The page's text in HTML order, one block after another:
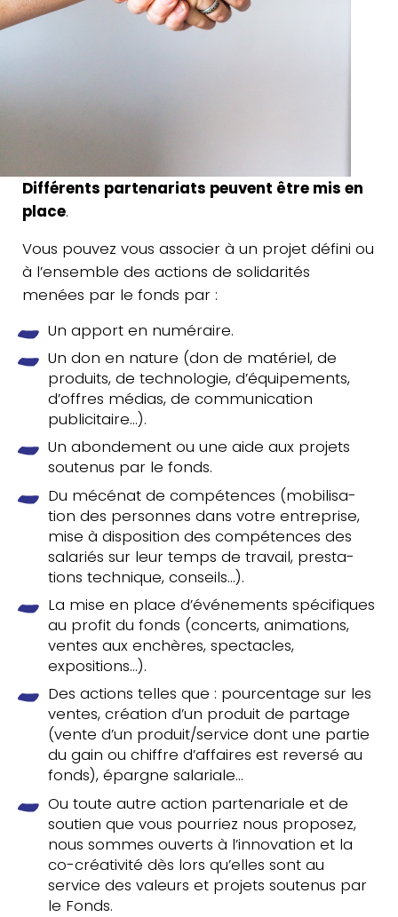
Dif­fé­rents par­te­na­riats peuvent être mis en
place.
Vous pouvez vous asso­cier à un projet défini ou
à l’ensemble des actions de soli­da­ri­tés
menées par le fonds par :
Un apport en numéraire.
Un don en nature (don de maté­riel, de
pro­duits, de tech­no­lo­gie, d’équipements,
d’offres médias, de com­mu­ni­ca­tion
publicitaire…).
Un abon­de­ment ou une aide aux projets
sou­te­nus par le fonds.
Du mécénat de com­pé­tences (mobi­li­sa­
tion des per­sonnes dans votre entre­prise,
mise à dis­po­si­tion des com­pé­tences des
sala­riés sur leur temps de travail, pres­ta­
tions tech­nique, conseils…).
La mise en place d’événements spé­ci­fiques
au profit du fonds (concerts, ani­ma­tions,
ventes aux enchères, spec­tacles,
expositions…).
Des actions telles que : pour­cen­tage sur les
ventes, créa­tion d’un produit de partage
(vente d’un produit/​service dont une partie
du gain ou chiffre d’affaires est reversé au
fonds), épargne salariale…
Ou toute autre action par­te­na­riale et de
soutien que vous pour­riez nous pro­po­sez,
nous sommes ouverts à l’innovation et la
co-créa­ti­vi­té dès lors qu’elles sont au
service des valeurs et projets sou­te­nus par
le Fonds.